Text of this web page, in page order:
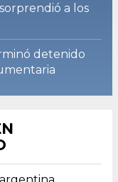
a los
detenido